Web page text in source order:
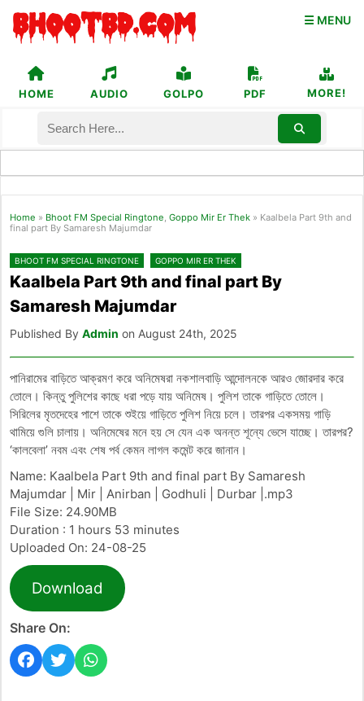
☰ MENU
HOME AUDIO GOLPO PDF MORE!
Home » Bhoot FM Special Ringtone, Goppo Mir Er Thek » Kaalbela Part 9th and
final part By Samaresh Majumdar
BHOOT FM SPECIAL RINGTONE GOPPO MIR ER THEK
Kaalbela Part 9th and final part By
Samaresh Majumdar
Published By Admin on August 24th, 2025
পানিরামের বাড়িতে আক্রমণ করে অনিমেষরা নকশালবাড়ি আন্দোলনকে আরও জোরদার করে
তোলে। কিন্তু পুলিশের কাছে ধরা পড়ে যায় অনিমেষ। পুলিশ তাকে গাড়িতে তোলে।
সিরিলের মৃতদেহের পাশে তাকে শুইয়ে গাড়িতে পুলিশ নিয়ে চলে। তারপর একসময় গাড়ি
থামিয়ে গুলি চালায়। অনিমেষের মনে হয় সে যেন এক অনন্ত শূন্যে ভেসে যাচ্ছে। তারপর?
‘কালবেলা’ নবম এবং শেষ পর্ব কেমন লাগল কমেন্ট করে জানান।
Name: Kaalbela Part 9th and final part By Samaresh
Majumdar | Mir | Anirban | Godhuli | Durbar |.mp3
File Size: 24.90MB
Duration : 1 hours 53 minutes
Uploaded On: 24-08-25
Download
Share On: